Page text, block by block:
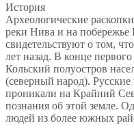
История
Археологические
реки Нива и на побережье
свидетельствуют о том,
лет назад. В конце
Кольский полуостров
(северный народ).
проникали на Крайний
познания об этой земле.
людей из более южных